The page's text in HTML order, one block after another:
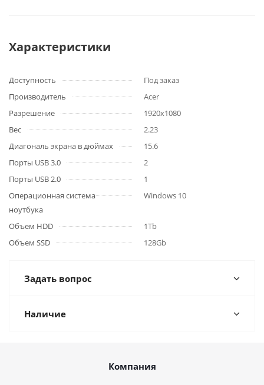
Характеристики
Доступность
Под заказ
Производитель
Acer
Разрешение
1920x1080
Вес
2.23
Диагональ экрана в дюймах
15.6
Порты USB 3.0
2
Порты USB 2.0
1
Операционная система
ноутбука
Windows 10
Объем HDD
1Tb
Объем SSD
128Gb
Задать вопрос
Наличие
Компания